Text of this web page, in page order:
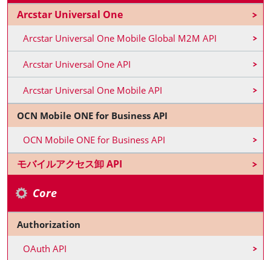
Arcstar Universal One
Arcstar Universal One Mobile Global M2M API
Arcstar Universal One API
Arcstar Universal One Mobile API
OCN Mobile ONE for Business API
OCN Mobile ONE for Business API
モバイルアクセス卸 API
Core
Authorization
OAuth API